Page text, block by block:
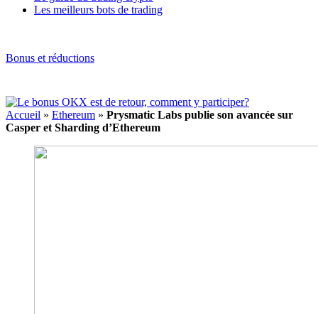
Les meilleurs bots de trading
Bonus et réductions
Accueil » Ethereum » Prysmatic Labs publie son avancée sur
Casper et Sharding d’Ethereum